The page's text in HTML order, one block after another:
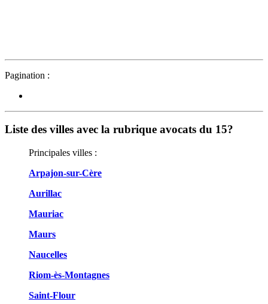
Pagination :
Liste des villes avec la rubrique avocats du 15?
Principales villes :
Arpajon-sur-Cère
Aurillac
Mauriac
Maurs
Naucelles
Riom-ès-Montagnes
Saint-Flour